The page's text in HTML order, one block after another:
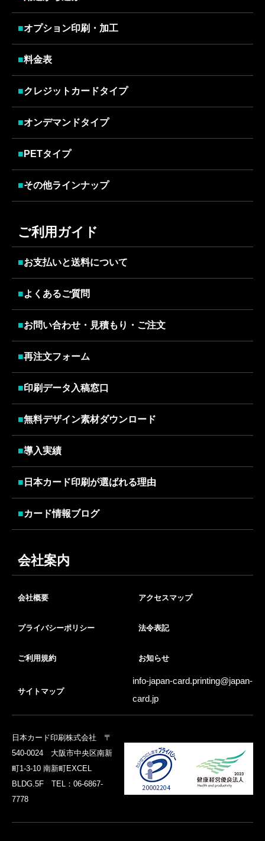
■オプション印刷・加工
■料金表
■クレジットカードタイプ
■オンデマンドタイプ
■ PETタイプ
■その他ラインナップ
ご利用ガイド
■お支払いと送料について
■よくあるご質問
■お問い合わせ・見積もり・ご注文
■再注文フォーム
■印刷データ入稿窓口
■無料デザイン素材ダウンロード
■導入実績
■ 日本カード印刷が選ばれる理由
■カード情報ブログ
会社案内
会社概要 アクセスマップ
プライバシーポリシー 法令表記
ご利用規約 お知らせ
サイトマップ
info-japan-card.printing@japan-
card.jp
日本カード印刷株式会社 〒
540-0024 大阪市中央区南新
町1-3-10 南新町EXCEL
BLDG.5F TEL：06-6867-
7778